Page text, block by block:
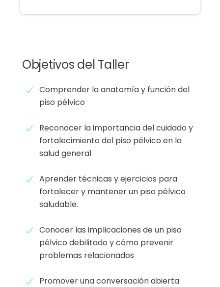
Objetivos del Taller
Comprender la anatomía y función del
piso pélvico
Reconocer la importancia del cuidado y
fortalecimiento del piso pélvico en la
salud general
Aprender técnicas y ejercicios para
fortalecer y mantener un piso pélvico
saludable.
Conocer las implicaciones de un piso
pélvico debilitado y cómo prevenir
problemas relacionados
Promover una conversación abierta